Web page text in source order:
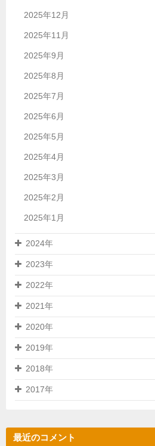
2025年12月
2025年11月
2025年9月
2025年8月
2025年7月
2025年6月
2025年5月
2025年4月
2025年3月
2025年2月
2025年1月
2024年
2023年
2022年
2021年
2020年
2019年
2018年
2017年
最近のコメント